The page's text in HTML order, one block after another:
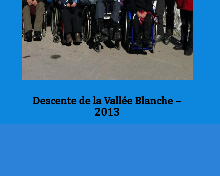
Descente de la Vallée Blanche –
2013